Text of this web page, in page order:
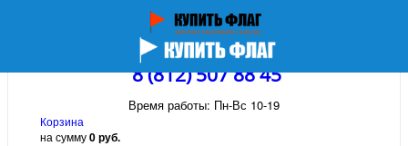
8 (812) 507 88 45
Время работы: Пн-Вс 10-19
Корзина
на сумму0 руб.